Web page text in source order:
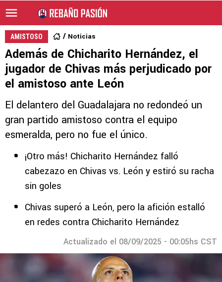
AMISTOSO Noticias
Además de Chicharito Hernández, el
jugador de Chivas más perjudicado por
el amistoso ante León
El delantero del Guadalajara no redondeó un
gran partido amistoso contra el equipo
esmeralda, pero no fue el único.
¡Otro más! Chicharito Hernández falló
cabezazo en Chivas vs. León y estiró su racha
sin goles
Chivas superó a León, pero la afición estalló
en redes contra Chicharito Hernández
Actualizado el 08/09/2025 - 00:05hs CST